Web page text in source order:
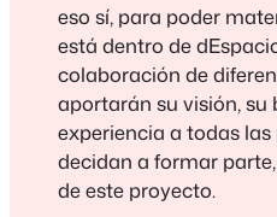
eso sí, para poder
está dentro de
colaboración de
aportarán su visión, su
experiencia a todas las
decidan a formar
de este proyecto.